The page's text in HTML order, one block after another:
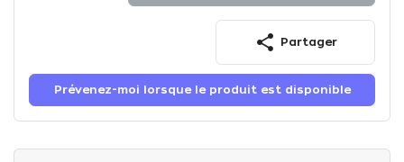
share Partager
Prévenez-moi lorsque le produit est disponible